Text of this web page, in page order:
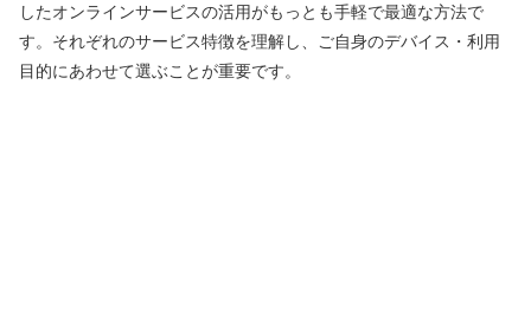
したオンラインサービスの活用がもっとも手軽で最適な方法で
す。それぞれのサービス特徴を理解し、ご自身のデバイス・利用
目的にあわせて選ぶことが重要です。